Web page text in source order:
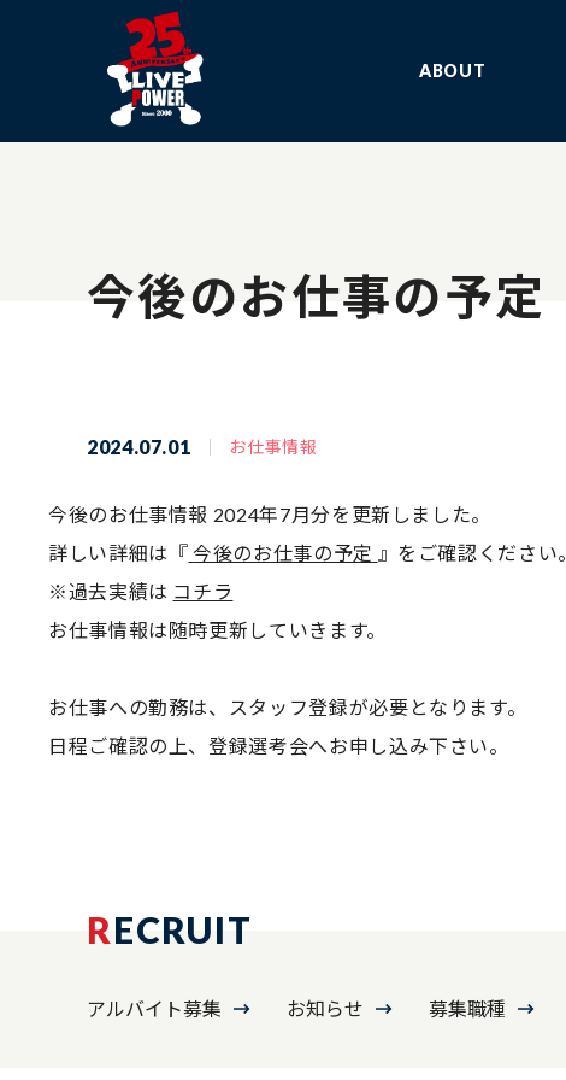
ABOUT
今後のお仕事の予
2024.07.01 お仕事情報
今後のお仕事情報 2024年7月分を更新しました。
詳しい詳細は『 今後のお仕事の予定 』をご確認ください。
※過去実績は コチラ
お仕事情報は随時更新していきます。
お仕事への勤務は、スタッフ登録が必要となります。
日程ご確認の上、登録選考会へお申し込み下さい。
RECRUIT
アルバイト募集 お知らせ 募集職種